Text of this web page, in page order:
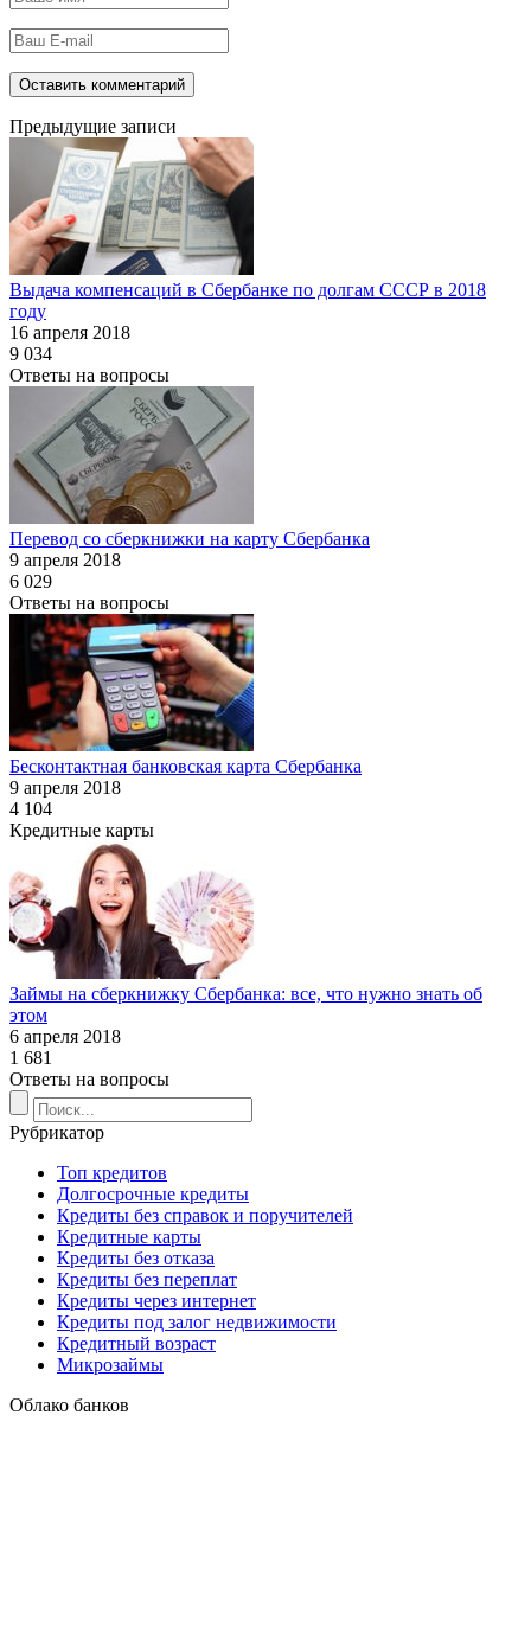
Предыдущие записи
Выдача компенсаций в Сбербанке по долгам СССР в 2018
году
16 апреля 2018
9 034
Ответы на вопросы
Перевод со сберкнижки на карту Сбербанка
9 апреля 2018
6 029
Ответы на вопросы
Бесконтактная банковская карта Сбербанка
9 апреля 2018
4 104
Кредитные карты
Займы на сберкнижку Сбербанка: все, что нужно знать об
этом
6 апреля 2018
1 681
Ответы на вопросы
Рубрикатор
Топ кредитов
Долгосрочные кредиты
Кредиты без справок и поручителей
Кредитные карты
Кредиты без отказа
Кредиты без переплат
Кредиты через интернет
Кредиты под залог недвижимости
Кредитный возраст
Микрозаймы
Облако банков